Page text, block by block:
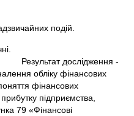
подій.
-
обліку фінансових
фінансових
підприємства,
79 «Фінансові